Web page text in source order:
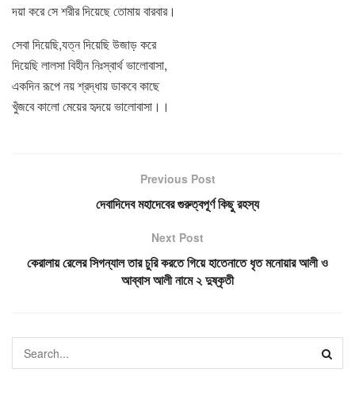
দয়া করে সে শরীর দিয়েছে তোমায় বারবার।
সেবা দিয়েছি,যত্ন দিয়েছি উজাড় করে
দিয়েছি লালসা বিহীন নিঃস্বার্থ ভালোবাসা,
একদিন রূপে নয় শ্রদ্ধায় ডাকবে কাছে
খুঁজবে কালো মেয়ের হৃদয়ে ভালোবাসা।।
Previous Post
দেবাদিদেব মহাদেবের গুরুত্বপূর্ণ কিছু রহস্য
Next Post
কেরালায় রেলের সিগন্যাল তার চুরি করতে গিয়ে হাতেনাতে ধৃত মনোয়ার আলী ও
আব্বাস আলী নামে ২ দুষ্কৃতী